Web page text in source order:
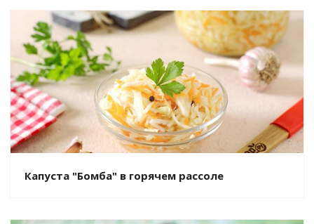
Капуста "Бомба" в горячем рассоле